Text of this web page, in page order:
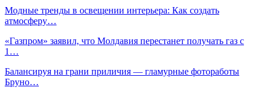
Модные тренды в освещении интерьера: Как создать
атмосферу…
«Газпром» заявил, что Молдавия перестанет получать газ с
1…
Балансируя на грани приличия — гламурные фотоработы
Бруно…